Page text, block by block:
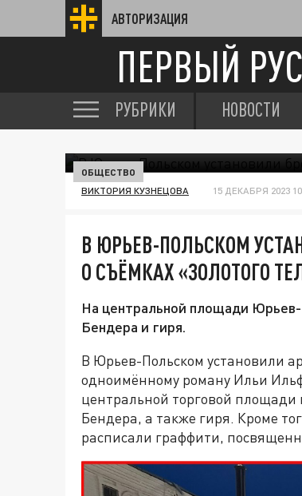
АВТОРИЗАЦИЯ
ПЕРВЫЙ
РУБРИКИ НОВОСТИ
ОБЩЕСТВО
ВИКТОРИЯ КУЗНЕЦОВА 15 ДЕКАБРЯ 2023
В ЮРЬЕВ-ПОЛЬСКОМ
О СЪЁМКАХ «ЗОЛОТОГО
На центральной площади
Бендера и гиря.
В Юрьев-Польском установили
одноимённому роману Ильи
центральной торговой
Бендера, а также гиря. Кроме
расписали граффити,